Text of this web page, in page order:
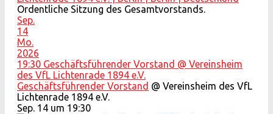
Ordentliche Sitzung des Gesamtvorstands.
Sep.
14
Mo.
2026
19:30 Geschäftsführender Vorstand @ Vereinsheim
des VfL Lichtenrade 1894 e.V.
Geschäftsführender Vorstand @ Vereinsheim des VfL
Lichtenrade 1894 e.V.
Sep. 14 um 19:30